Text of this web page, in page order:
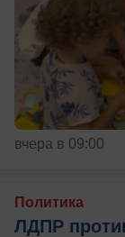
вчера в 09:00
Политика
ЛДПР